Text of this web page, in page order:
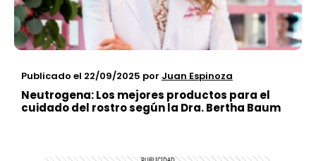
Publicado el 22/09/2025 por Juan Espinoza
Neutrogena: Los mejores productos para el
cuidado del rostro según la Dra. Bertha Baum